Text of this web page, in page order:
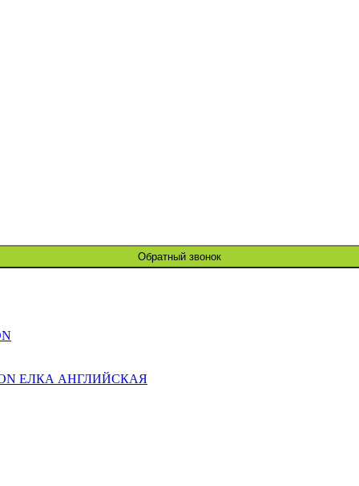
Обратный звонок
ЕЛКА АНГЛИЙСКАЯ